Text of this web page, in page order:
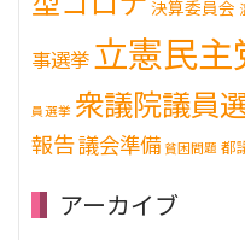
決算委員会
事選挙 立憲民主
員選挙 衆議院議員
報告議会準備 貧困問題 都
アーカイブ